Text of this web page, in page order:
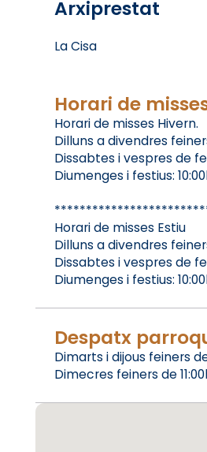
Arxiprestat
La Cisa
Horari de
Horari de misses Hivern.
Dilluns a divendres
Dissabtes i vespres de
Diumenges i festius:
Horari de misses Estiu
Dilluns a divendres
Dissabtes i vespres de
Diumenges i festius:
Despatx
Dimarts i dijous feiners de
Dimecres feiners de